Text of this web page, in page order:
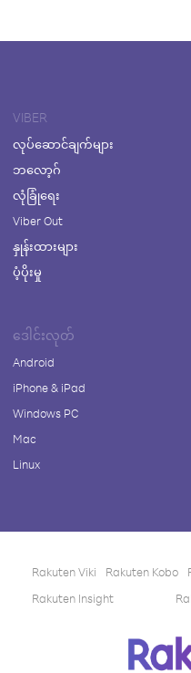
VIBER
လုပ်ဆောင်ချက်များ
ဘလော့ဂ်
လုံခြုံရေး
Viber Out
နှုန်းထားများ
ပံ့ပိုးမှု
ဒေါင်းလုတ်
Android
iPhone & iPad
Windows PC
Mac
Linux
Rakuten Viki Rakuten Kobo
Rakuten Insight